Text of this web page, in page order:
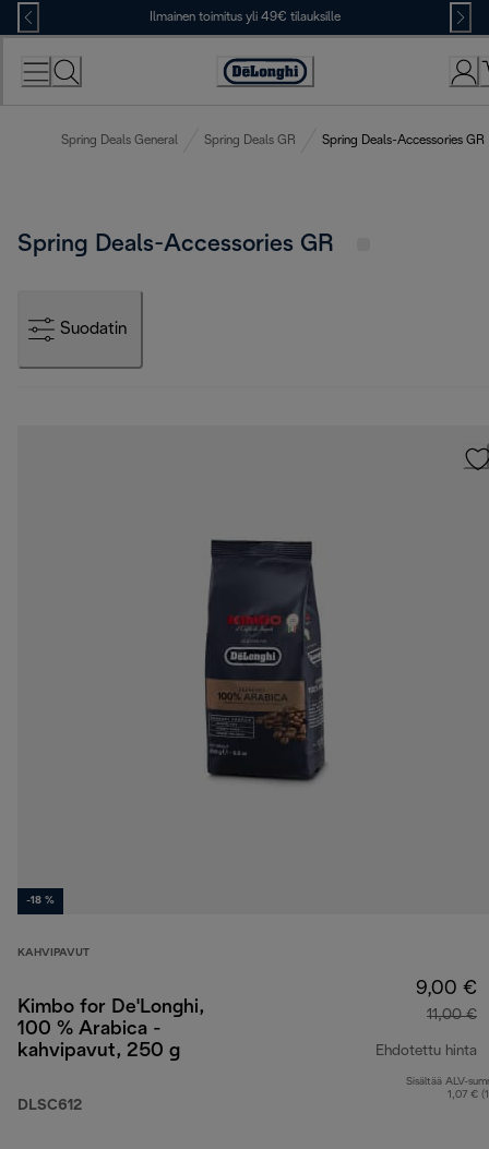
Skip
to
Content
Ilmainen toimitus yli 49€ tilauksille
Accessibility
Spring Deals General Spring Deals GR Spring Deals-Accessories GR
Spring Deals-Accessories GR
Suodatin
-18 %
KAHVIPAVUT
Kimbo for De'Longhi,
100 % Arabica -
kahvipavut, 250 g
DLSC612
9,00 €
11,00 €
Ehdotettu hinta
Sisältää ALV-
1,07 €